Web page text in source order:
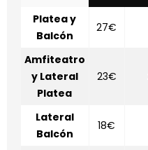
Platea y
Balcón
27€
Amfiteatro
y Lateral
Platea
23€
Lateral
Balcón
18€